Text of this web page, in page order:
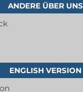
ANDERE ÜBER UNS
ENGLISH VERSION